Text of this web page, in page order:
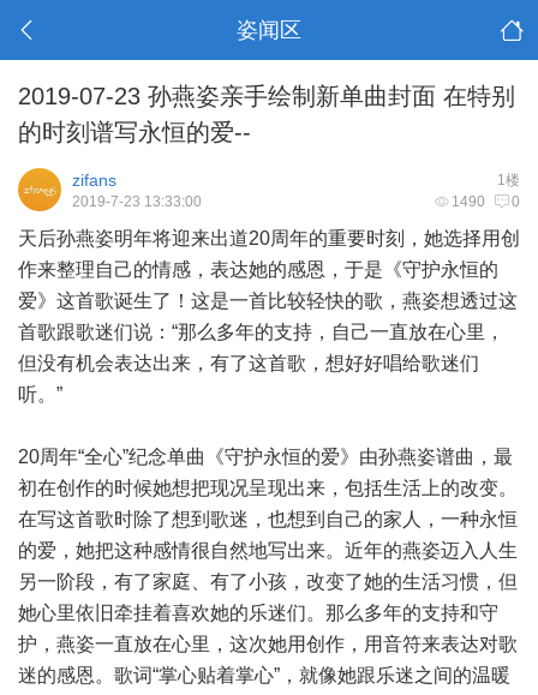
姿闻区
2019-07-23 孙燕姿亲手绘制新单曲封面 在特别
的时刻谱写永恒的爱--
1楼
zifans
1490 0
2019-7-23 13:33:00
天后孙燕姿明年将迎来出道20周年的重要时刻，她选择用创
作来整理自己的情感，表达她的感恩，于是《守护永恒的
爱》这首歌诞生了！这是一首比较轻快的歌，燕姿想透过这
首歌跟歌迷们说：“那么多年的支持，自己一直放在心里，
但没有机会表达出来，有了这首歌，想好好唱给歌迷们
听。”
20周年“全心”纪念单曲《守护永恒的爱》由孙燕姿谱曲，最
初在创作的时候她想把现况呈现出来，包括生活上的改变。
在写这首歌时除了想到歌迷，也想到自己的家人，一种永恒
的爱，她把这种感情很自然地写出来。近年的燕姿迈入人生
另一阶段，有了家庭、有了小孩，改变了她的生活习惯，但
她心里依旧牵挂着喜欢她的乐迷们。那么多年的支持和守
护，燕姿一直放在心里，这次她用创作，用音符来表达对歌
迷的感恩。歌词“掌心贴着掌心”，就像她跟乐迷之间的温暖